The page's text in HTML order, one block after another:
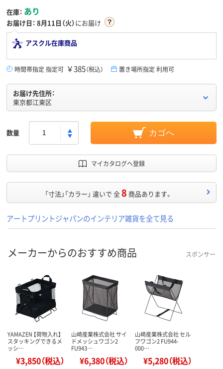
在庫： あり
お届け日： 8月11日（火）にお届け
アスクル在庫商品
時間帯指定 指定可 ￥385（税込） 置き場所指定 利用可
お届け先住所：
東京都江東区
数量 カゴへ
マイカタログへ登録
「寸法」「カラー」 違いで 全8 商品あります。
アートプリントジャパンのインテリア雑貨を全て見る
メーカーからのおすすめ商品 スポンサー
YAMAZEN 【荷物入れ】
スタッキングできるメ
ッシ…
¥3,850（税込）
山崎産業株式会社 サイ
ドメッシュワゴン2
FU943…
¥6,380（税込）
山崎産業株式会社 セル
フワゴン2 FU944-
000…
¥5,280（税込）